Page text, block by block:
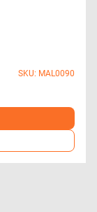
SKU: MAL0090